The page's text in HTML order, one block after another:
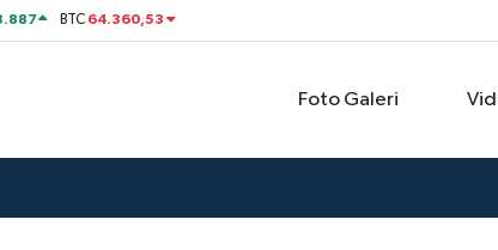
BTC 64.360,53
Foto Galeri